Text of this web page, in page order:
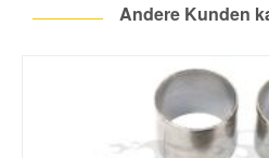
Andere Kunden